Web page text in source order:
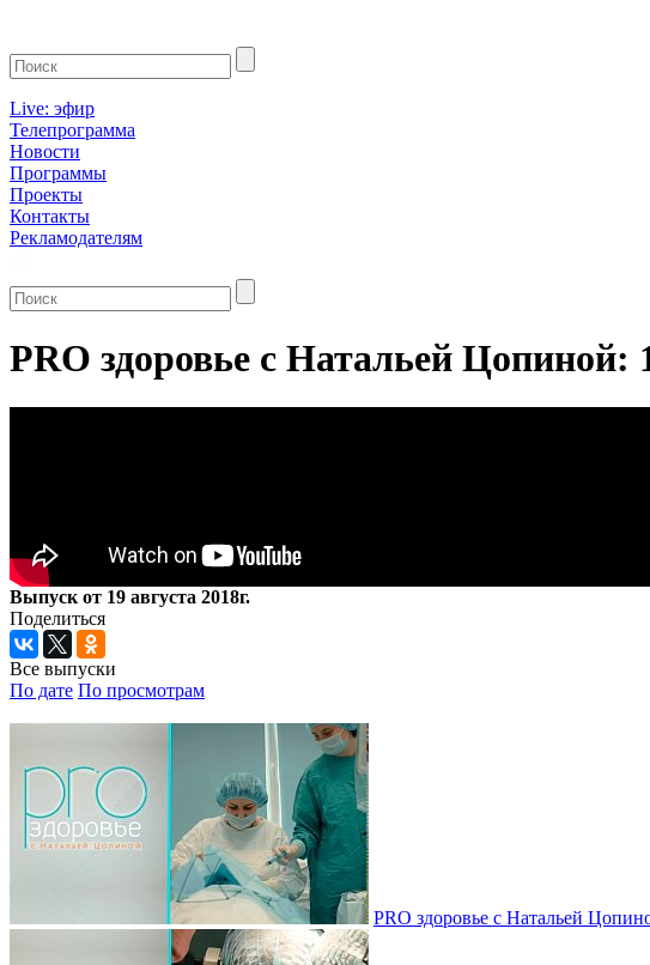
Live: эфир
Телепрограмма
Новости
Программы
Проекты
Контакты
Рекламодателям
PRO здоровье с Натальей Цопиной:
Выпуск от 19 августа 2018г.
Поделиться
Все выпуски
По дате По просмотрам
PRO здоровье с Натальей